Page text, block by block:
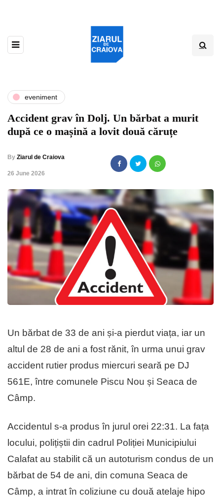
eveniment
Accident grav în Dolj. Un bărbat a murit
după ce o mașină a lovit două căruțe
By Ziarul de Craiova
,26 June 2026
Un bărbat de 33 de ani și-a pierdut viața, iar un
altul de 28 de ani a fost rănit, în urma unui grav
accident rutier produs miercuri seară pe DJ
561E, între comunele Piscu Nou și Seaca de
Câmp.
Accidentul s-a produs în jurul orei 22:31. La fața
locului, polițiștii din cadrul Poliției Municipiului
Calafat au stabilit că un autoturism condus de un
bărbat de 54 de ani, din comuna Seaca de
Câmp, a intrat în coliziune cu două atelaje hipo